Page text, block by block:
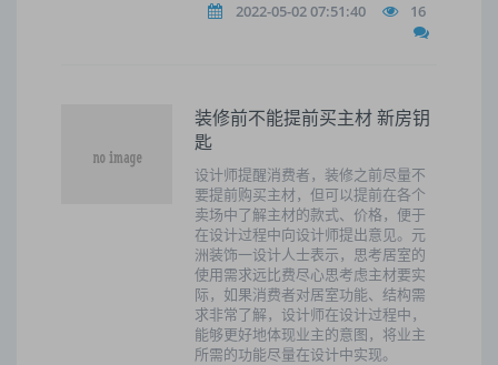
2022-05-02 07:51:40 16
装修前不能提前买主材 新房钥
匙
设计师提醒消费者，装修之前尽量不
要提前购买主材，但可以提前在各个
卖场中了解主材的款式、价格，便于
在设计过程中向设计师提出意见。元
洲装饰一设计人士表示，思考居室的
使用需求远比费尽心思考虑主材要实
际，如果消费者对居室功能、结构需
求非常了解，设计师在设计过程中，
能够更好地体现业主的意图，将业主
所需的功能尽量在设计中实现。